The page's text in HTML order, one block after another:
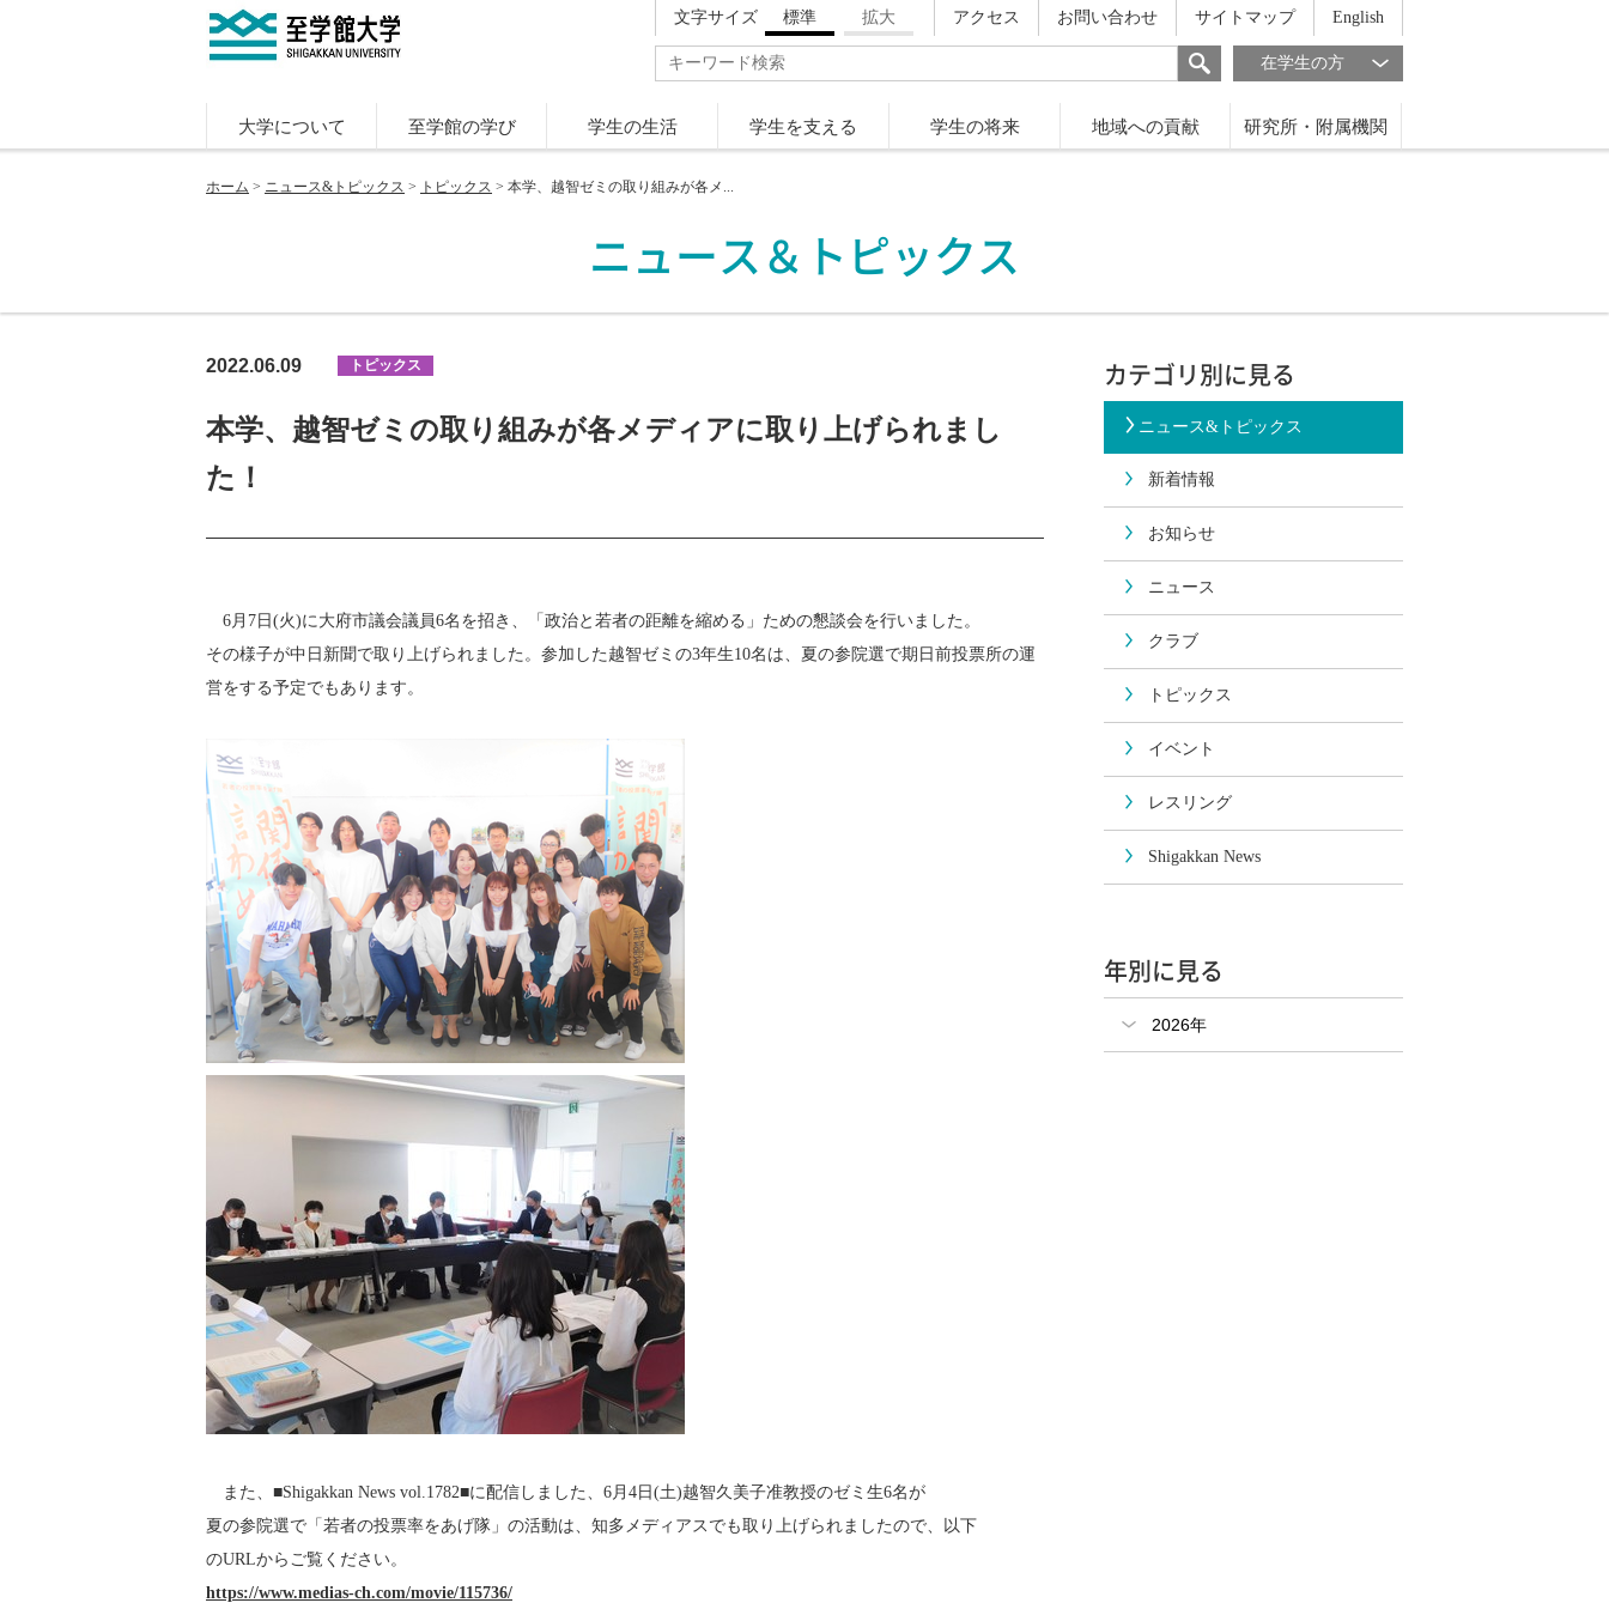
文字サイズ 標準 拡大 アクセス お問い合わせ サイトマップ English
在学生の方
大学について 至学館の学び 学生の生活 学生を支える 学生の将来 地域への貢献 研究所・附属機関
ホーム > ニュース&トピックス > トピックス > 本学、越智ゼミの取り組みが各メ...
ニュース＆トピックス
2022.06.09 トピックス
本学、越智ゼミの取り組みが各メディアに取り上げられまし
た！
6月7日(火)に大府市議会議員6名を招き、「政治と若者の距離を縮める」ための懇談会を行いました。
その様子が中日新聞で取り上げられました。参加した越智ゼミの3年生10名は、夏の参院選で期日前投票所の運
営をする予定でもあります。
また、■Shigakkan News vol.1782■に配信しました、6月4日(土)越智久美子准教授のゼミ生6名が
夏の参院選で「若者の投票率をあげ隊」の活動は、知多メディアスでも取り上げられましたので、以下
のURLからご覧ください。
https://www.medias-ch.com/movie/115736/
カテゴリ別に見る
ニュース&トピックス
新着情報
お知らせ
ニュース
クラブ
トピックス
イベント
レスリング
Shigakkan News
年別に見る